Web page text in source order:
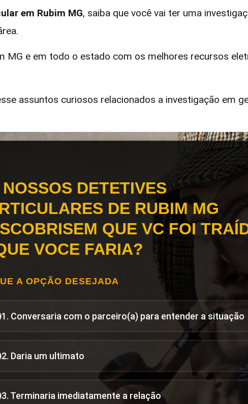
em Rubim MG, saiba que você vai ter uma
MG e em todo o estado com os melhores recursos
assuntos curiosos relacionados a investigação em
DETETIVES
DE RUBIM MG
QUE VC FOI
VOCE FARIA?
A OPÇÃO DESEJADA
1. Conversaria com o parceiro(a) para entender a situação
2. Daria um ultimato
3. Terminaria imediatamente a relação